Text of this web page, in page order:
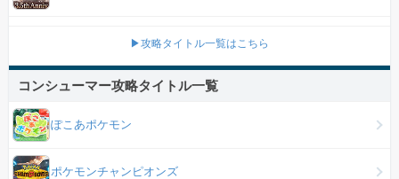
▶攻略タイトル一覧はこちら
コンシューマー攻略タイトル一覧
ぽこあポケモン
ポケモンチャンピオンズ